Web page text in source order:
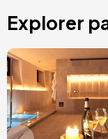
Explorer